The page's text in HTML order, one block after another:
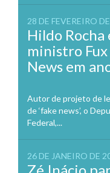
28 DE FEVEREIRO
Hildo
ministro
News em
Autor de projeto de
de ‘fake news’, o
Federal,...
26 DE JANEIRO DE